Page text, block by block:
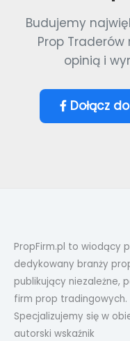
Budujemy
Prop
opinią i
Dołącz
PropFirm.pl to wiodący
dedykowany branży
publikujący niezależne,
firm prop tradingowych.
Specjalizujemy się w
autorski wskaźnik